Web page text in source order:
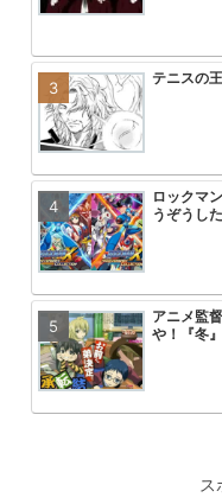
テニスの
ロックマ
うぞうし
アニメ監
や！『冬
ス